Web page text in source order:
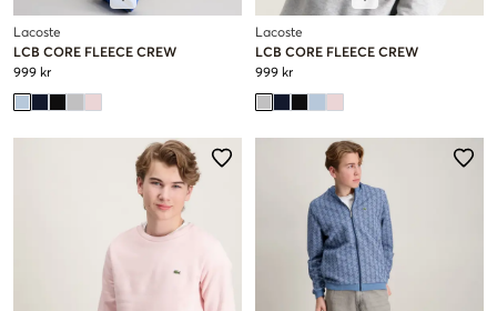
Lacoste
LCB CORE FLEECE CREW
999 kr
Lacoste
LCB CORE FLEECE CREW
999 kr